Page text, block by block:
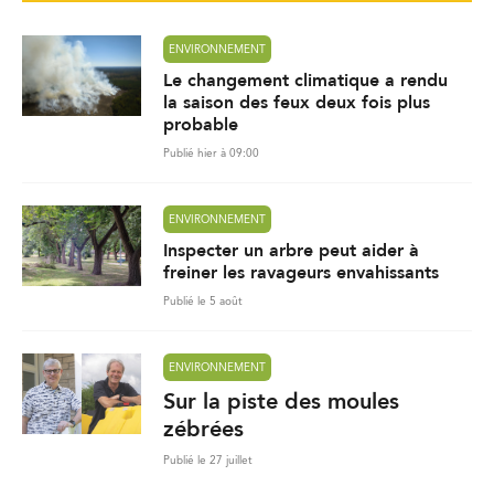
ENVIRONNEMENT
Le changement climatique a rendu
la saison des feux deux fois plus
probable
Publié hier à 09:00
ENVIRONNEMENT
Inspecter un arbre peut aider à
freiner les ravageurs envahissants
Publié le 5 août
ENVIRONNEMENT
Sur la piste des moules
zébrées
Publié le 27 juillet